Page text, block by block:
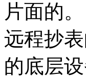
片面的。
远程抄
的底层